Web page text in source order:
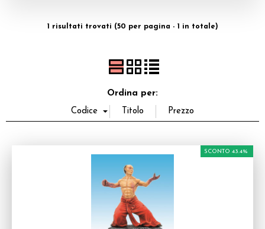
Accessori1 risultati trovati (50 per pagina - 1 in totale)
Ordina per:
SCONTO 43.4%